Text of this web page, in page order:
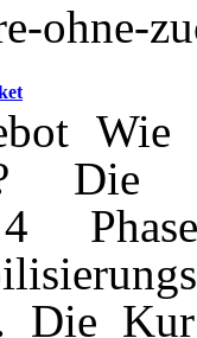
ohne-
Wie
Die
Die